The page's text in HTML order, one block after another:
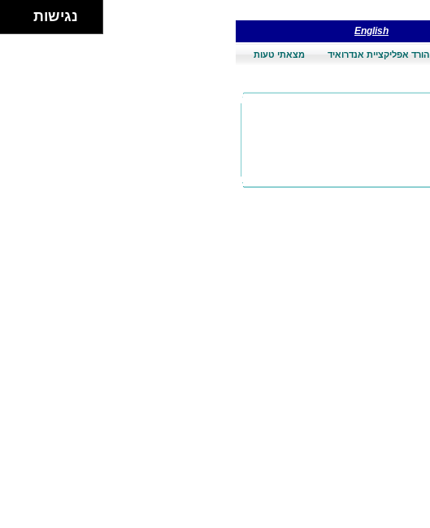
English
הורד אפליקציית אנדרואיד מצאתי טעות
נגישות